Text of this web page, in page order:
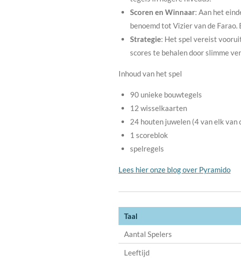
Scoren en Winnaar: Aan het
benoemd tot Vizier van de
Strategie: Het spel vereist
scores te behalen door slimme
Inhoud van het spel
90 unieke bouwtegels
12 wisselkaarten
24 houten juwelen (4 van elk van
1 scoreblok
spelregels
Lees hier onze blog over Pyramido
Taal
Aantal Spelers
Leeftijd